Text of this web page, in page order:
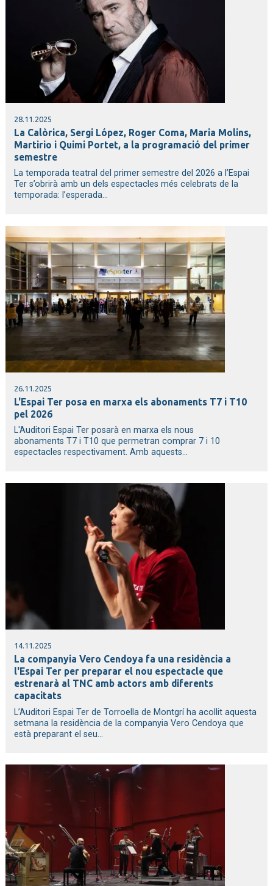
28.11.2025
La Calòrica, Sergi López, Roger Coma, Maria Molins,
Martirio i Quimi Portet, a la programació del primer
semestre
La temporada teatral del primer semestre del 2026 a l’Espai
Ter s’obrirà amb un dels espectacles més celebrats de la
temporada: l’esperada...
26.11.2025
L'Espai Ter posa en marxa els abonaments T7 i T10
pel 2026
L'Auditori Espai Ter posarà en marxa els nous
abonaments T7 i T10 que permetran comprar 7 i 10
espectacles respectivament. Amb aquests...
14.11.2025
La companyia Vero Cendoya fa una residència a
l'Espai Ter per preparar el nou espectacle que
estrenarà al TNC amb actors amb diferents
capacitats
L’Auditori Espai Ter de Torroella de Montgrí ha acollit aquesta
setmana la residència de la companyia Vero Cendoya que
està preparant el seu...